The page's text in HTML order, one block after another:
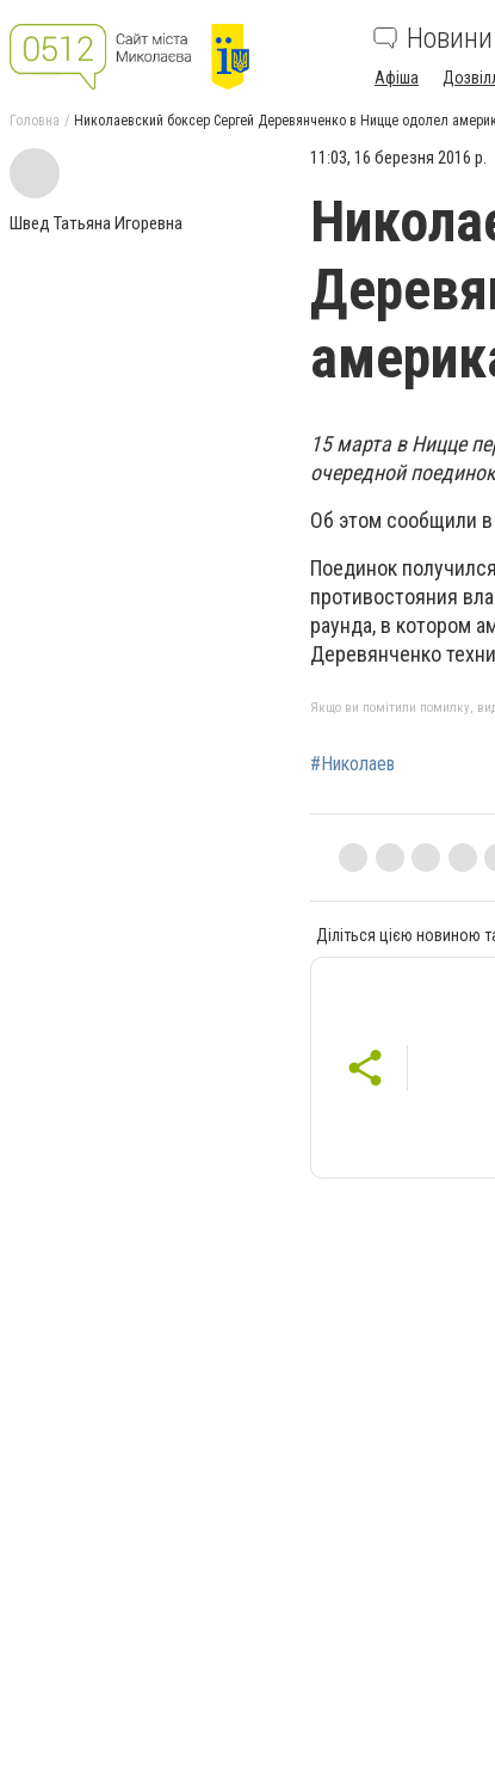
Новини
Афіша
Головна Николаевский боксер Сергей Деревянченко в Ницце одолел
Швед Татьяна Игоревна
11:03, 16 березня 2016 р.
15 марта в Ницце
очередной
Об этом сообщили
Поединок
противостояния
раунда, в котором
Деревянченко
Якщо ви помітили помилку,
#Николаев
Діліться цією новиною